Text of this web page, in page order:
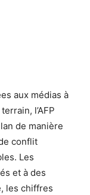
aux médias à
l’AFP
de manière
conflit
Les
et à des
les chiffres